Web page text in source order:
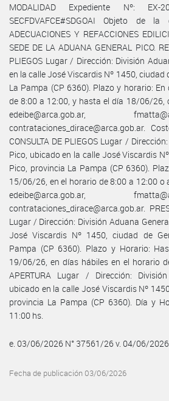
MODALIDAD Expediente Nº: EX-
SECFDVAFCE#SDGOAI Objeto de la
ADECUACIONES Y REFACCIONES
SEDE DE LA ADUANA GENERAL PICO.
PLIEGOS Lugar / Dirección: División
en la calle José Viscardis Nº 1450, ciudad
La Pampa (CP 6360). Plazo y horario:
de 8:00 a 12:00, y hasta el día 18/06/26,
edeibe@arca.gob.ar,
contrataciones_dirace@arca.gob.ar.
CONSULTA DE PLIEGOS Lugar /
Pico, ubicado en la calle José Viscardis
Pico, provincia La Pampa (CP 6360).
15/06/26, en el horario de 8:00 a 12:00 o
edeibe@arca.gob.ar,
contrataciones_dirace@arca.gob.ar.
Lugar / Dirección: División Aduana
José Viscardis Nº 1450, ciudad de
Pampa (CP 6360). Plazo y Horario:
19/06/26, en días hábiles en el horario
APERTURA Lugar / Dirección:
ubicado en la calle José Viscardis Nº
provincia La Pampa (CP 6360). Día y
11:00 hs.
e. 03/06/2026 N° 37561/26 v. 04/06/2026
Fecha de publicación 03/06/2026